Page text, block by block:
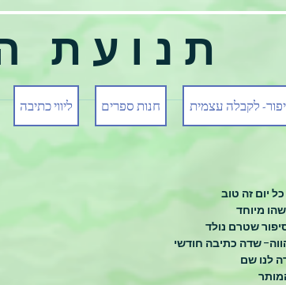
תנועת
לקבלה עצמית חנות ספרים ליווי כתיבה
יום זה טוב
מיוחד
שטרם נולד
שדה כתיבה חודשי
לנו שם